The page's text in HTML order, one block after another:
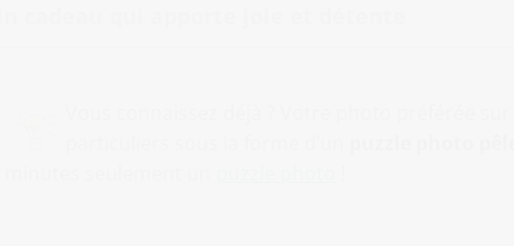
Vous connaissez déjà ? Votre photo préférée